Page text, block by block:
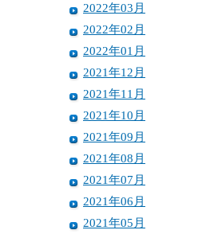
2022年03月
2022年02月
2022年01月
2021年12月
2021年11月
2021年10月
2021年09月
2021年08月
2021年07月
2021年06月
2021年05月